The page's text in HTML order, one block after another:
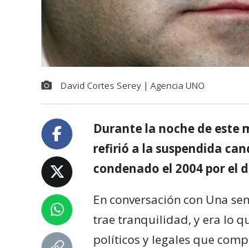
David Cortes Serey | Agencia UNO
Durante la noche de este
refirió a la suspendida
condenado el 2004 por el
En conversación con Una
trae tranquilidad, y era lo
políticos y legales que